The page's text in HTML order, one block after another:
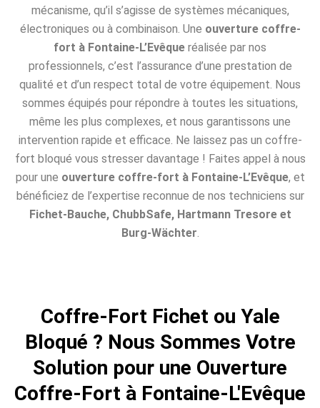
mécanisme, qu’il s’agisse de systèmes mécaniques,
électroniques ou à combinaison. Une ouverture coffre-
fort à Fontaine-L’Evêque réalisée par nos
professionnels, c’est l’assurance d’une prestation de
qualité et d’un respect total de votre équipement. Nous
sommes équipés pour répondre à toutes les situations,
même les plus complexes, et nous garantissons une
intervention rapide et efficace. Ne laissez pas un coffre-
fort bloqué vous stresser davantage ! Faites appel à nous
pour une ouverture coffre-fort à Fontaine-L’Evêque, et
bénéficiez de l’expertise reconnue de nos techniciens sur
Fichet-Bauche, ChubbSafe, Hartmann Tresore et
Burg-Wächter.
Coffre-Fort Fichet ou Yale
Bloqué ? Nous Sommes Votre
Solution pour une Ouverture
Coffre-Fort à Fontaine-L'Evêque